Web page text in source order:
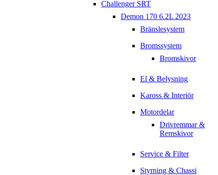
Challenger SRT
Demon 170 6.2L 2023
Bränslesystem
Bromssystem
Bromskivor
El & Belysning
Kaross & Interiör
Motordelar
Drivremmar &
Remskivor
Service & Filter
Styrning & Chassi